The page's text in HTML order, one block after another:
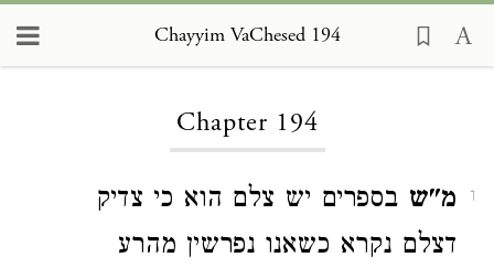
Chayyim VaChesed 194
Chapter 194
1 מ"ש בספרים יש צלם הוא כי צדיק
דצלם נקרא כשאנו נפרשין מהרע